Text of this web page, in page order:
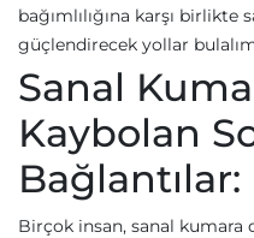
bağımlılığına karşı
güçlendirecek yollar
Sanal
Kaybolan
Birçok insan, sanal kumara